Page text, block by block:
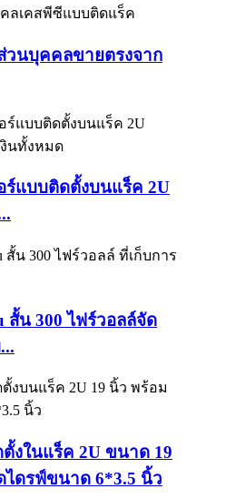
วนบุคคลขายตรงจาก
ร์แบบติดตั้งบนแร็ค 2U
สั้น 300 ไฟร์วอลล์จัด
งในแร็ค 2U ขนาด 19
ไดรฟ์ขนาด 6*3.5 นิ้ว